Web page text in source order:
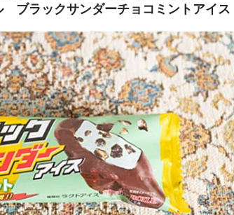
ラックサンダーチョコミントアイス